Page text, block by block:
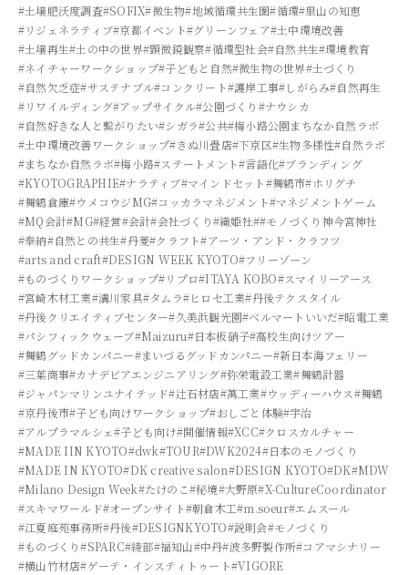
#土壌肥沃度調査#SOFIX#微生物#地域循環共生圏#循環#里山の知恵
#リジェネラティブ#京都イベント#グリーンフェア#土中環境改善
#土壌再生#土の中の世界#顕微鏡観察#循環型社会#自然共生#環境教育
#ネイチャーワークショップ#子どもと自然#微生物の世界#土づくり
#自然欠乏症#サステナブル#コンクリート#護岸工事#しがらみ#自然再生
#リワイルディング#アップサイクル#公園づくり #ナウシカ
#自然好きな人と繋がりたい#シガラ#公共#梅小路公園まちなか自然ラボ
#土中環境改善ワークショップ#きぬ川畳店#下京区#生物多様性#自然ラボ
#まちなか自然ラボ#梅小路#ステートメント#言語化#ブランディング
#KYOTOGRAPHIE#ナラティブ#マインドセット#舞鶴市#ホリグチ
#舞鶴倉庫#ウメコウジMG#コッカラマネジメント#マネジメントゲーム
#MQ会計#MG#経営#会計#会社づくり#織姫社##モノづくり神今宮神社
#奉納#自然との共生#丹菱#クラフト#アーツ・アンド・クラフツ
#arts and craft#DESIGN WEEK KYOTO#フリーゾーン
#ものづくりワークショップ#リプロ#ITAYA KOBO#スマイリーアース
#宮崎木材工業#溝川家具#タムラ#ヒロセ工業#丹後テクスタイル
#丹後クリエイティブセンター#久美浜観光園#ベルマートいいだ#昭電工業
#パシフィックウェーブ#Maizuru#日本板硝子#高校生向けツアー
#舞鶴グッドカンパニー#まいづるグッドカンパニー#新日本海フェリー
#三葉商事#カナデビアエンジニアリング#弥栄電設工業#舞鶴計器
#ジャパンマリンユナイテッド#辻石材店#萬工業#ウッディーハウス#舞鶴
#京丹後市#子ども向けワークショップ#おしごと体験#宇治
#アルプラマルシェ#子ども向け#開催情報#XCC#クロスカルチャー
#MADE IIN KYOTO#dwk#TOUR#DWK2024#日本のモノづくり
#MADE IN KYOTO#DK creative salon#DESIGN KYOTO#DK#MDW
#Milano Design Week#たけのこ#秘境#大野原#X-CultureCoordinator
#スキマワールド#オープンサイト#朝倉木工#m.soeur#エムスール
#江夏庭苑事務所#丹後#DESIGNKYOTO#説明会#モノづくり
#ものづくり#SPARC#綾部#福知山#中丹#波多野製作所#コアマシナリー
#横山竹材店#ゲーテ・インスティトゥート#VIGORE